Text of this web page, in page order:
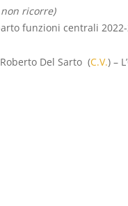
ricorre)
funzioni centrali
Del Sarto (C.V.) –